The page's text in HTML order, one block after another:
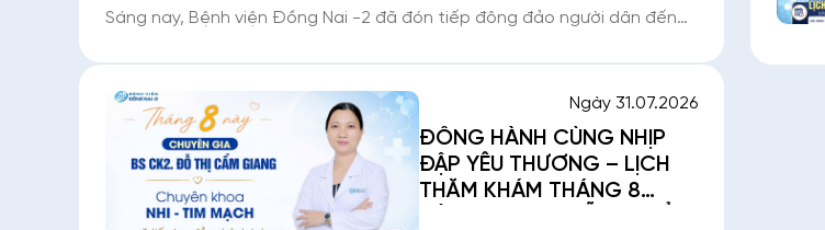
Sáng nay, Bệnh viện Đồng Nai -2 đã đón tiếp đông đảo người dân đến
nghiệm trong lĩnh vực Gan, Bệnh Nhiệt đới và Ký sinh trùng, Chuyên gia
đã
Ngày 31.07.2026
ĐỒNG HÀNH CÙNG NHỊP
ĐẬP YÊU THƯƠNG – LỊCH
THĂM KHÁM THÁNG 8